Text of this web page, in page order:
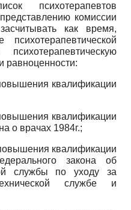
психотерапевтов
комиссии
как время,
равноценности:
квалификации
квалификации
о врачах 1984г.;
квалификации
закона об
службы по уходу за
службе и